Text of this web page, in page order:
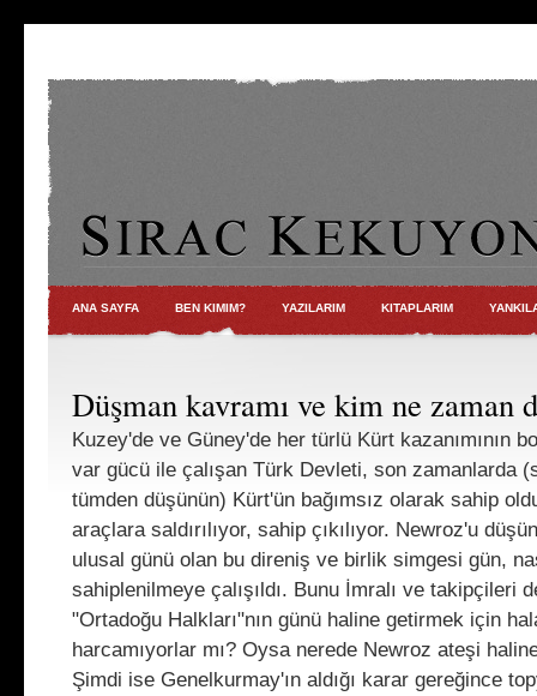
ANA SAYFA BEN KIMIM? YAZILARIM KITAPLARIM
Düşman kavramı ve kim ne zaman
Kuzey'de ve Güney'de her türlü Kürt kazanımının
var gücü ile çalışan Türk Devleti, son zamanlarda
tümden düşünün) Kürt'ün bağımsız olarak sahip
araçlara saldırılıyor, sahip çıkılıyor. Newroz'u
ulusal günü olan bu direniş ve birlik simgesi gün,
sahiplenilmeye çalışıldı. Bunu İmralı ve takipçileri
"Ortadoğu Halkları"nın günü haline getirmek için
harcamıyorlar mı? Oysa nerede Newroz ateşi
Şimdi ise Genelkurmay'ın aldığı karar gereğince